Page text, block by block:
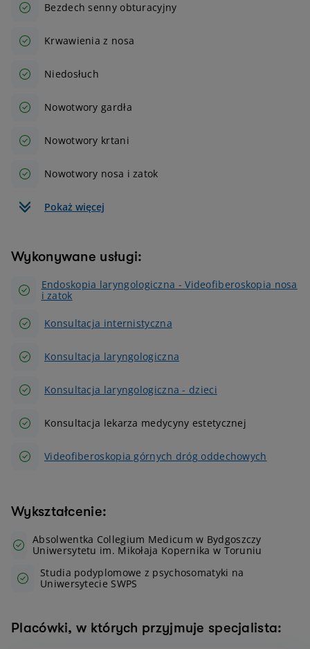
Bezdech senny obturacyjny
Krwawienia z nosa
Niedosłuch
Nowotwory gardła
Nowotwory krtani
Nowotwory nosa i zatok
Pokaż więcej
Wykonywane usługi:
Endoskopia laryngologiczna - Videofiberoskopia nosa
i zatok
Konsultacja internistyczna
Konsultacja laryngologiczna
Konsultacja laryngologiczna - dzieci
Konsultacja lekarza medycyny estetycznej
Videofiberoskopia górnych dróg oddechowych
Wykształcenie:
Absolwentka Collegium Medicum w Bydgoszczy
Uniwersytetu im. Mikołaja Kopernika w Toruniu
Studia podyplomowe z psychosomatyki na
Uniwersytecie SWPS
Placówki, w których przyjmuje specjalista: